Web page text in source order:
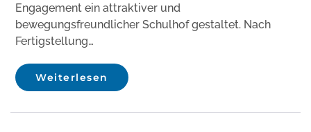
Engagement ein attraktiver und
bewegungsfreundlicher Schulhof gestaltet. Nach
Fertigstellung…
Weiterlesen